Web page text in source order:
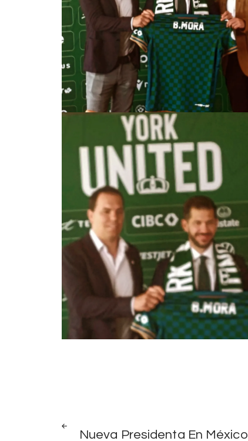
Post
POST
Nueva Presidenta En México